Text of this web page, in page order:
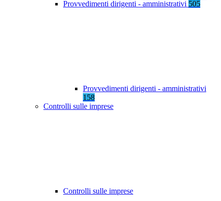
Provvedimenti dirigenti - amministrativi 505
Provvedimenti dirigenti - amministrativi
158
Controlli sulle imprese
Controlli sulle imprese